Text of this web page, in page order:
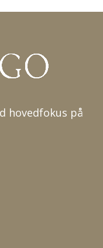
hovedfokus på